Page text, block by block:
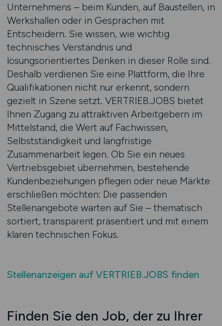
Unternehmens – beim Kunden, auf Baustellen, in
Werkshallen oder in Gesprächen mit
Entscheidern. Sie wissen, wie wichtig
technisches Verständnis und
lösungsorientiertes Denken in dieser Rolle sind.
Deshalb verdienen Sie eine Plattform, die Ihre
Qualifikationen nicht nur erkennt, sondern
gezielt in Szene setzt. VERTRIEB.JOBS bietet
Ihnen Zugang zu attraktiven Arbeitgebern im
Mittelstand, die Wert auf Fachwissen,
Selbstständigkeit und langfristige
Zusammenarbeit legen. Ob Sie ein neues
Vertriebsgebiet übernehmen, bestehende
Kundenbeziehungen pflegen oder neue Märkte
erschließen möchten: Die passenden
Stellenangebote warten auf Sie – thematisch
sortiert, transparent präsentiert und mit einem
klaren technischen Fokus.
Stellenanzeigen auf VERTRIEB.JOBS finden
Finden Sie den Job, der zu Ihrer